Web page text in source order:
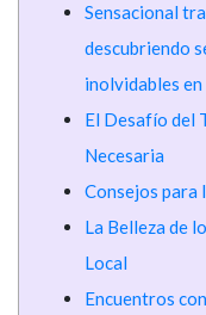
Sensacional
descubriendo
inolvidables
El Desafío del
Necesaria
Consejos para
La Belleza de
Local
Encuentros